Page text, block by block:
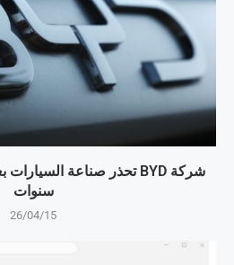
سنوات
26/04/15